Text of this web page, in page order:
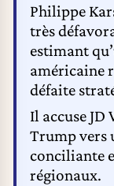
Philippe
très
estimant
américaine
défaite
Il accuse JD
Trump vers
conciliante
régionaux.